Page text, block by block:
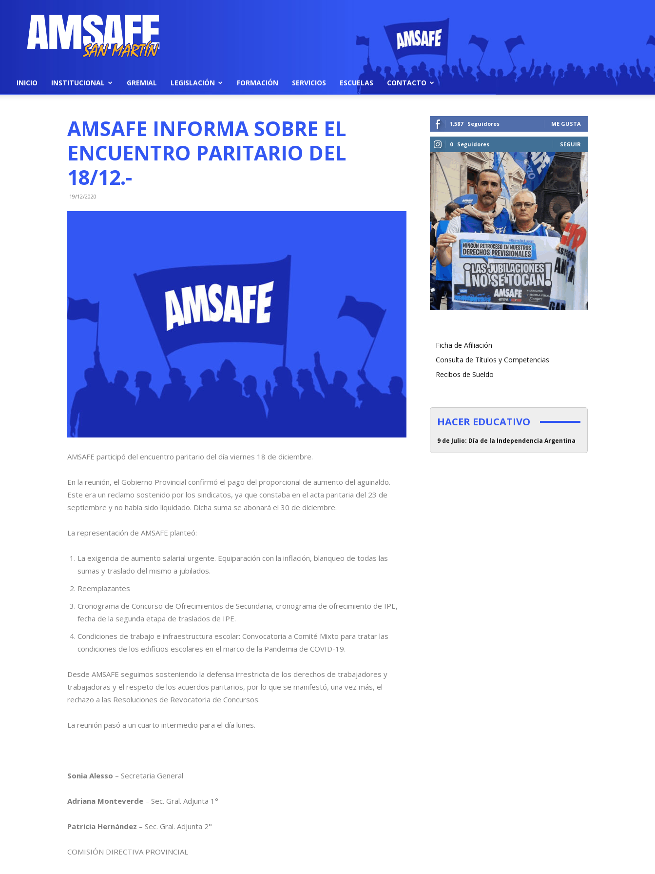
AMSAFE
INICIO INSTITUCIONAL GREMIAL LEGISLACIÓN FORMACIÓN SERVICIOS ESCUELAS CONTACTO
AMSAFE INFORMA SOBRE EL
ENCUENTRO PARITARIO DEL
18/12.-
19/12/2020
AMSAFE participó del encuentro paritario del día viernes 18 de diciembre.
En la reunión, el Gobierno Provincial confirmó el pago del proporcional de aumento del aguinaldo.
Este era un reclamo sostenido por los sindicatos, ya que constaba en el acta paritaria del 23 de
septiembre y no había sido liquidado. Dicha suma se abonará el 30 de diciembre.
La representación de AMSAFE planteó:
La exigencia de aumento salarial urgente. Equiparación con la inflación, blanqueo de todas las
sumas y traslado del mismo a jubilados.
Reemplazantes
Cronograma de Concurso de Ofrecimientos de Secundaria, cronograma de ofrecimiento de IPE,
fecha de la segunda etapa de traslados de IPE.
Condiciones de trabajo e infraestructura escolar: Convocatoria a Comité Mixto para tratar las
condiciones de los edificios escolares en el marco de la Pandemia de COVID-19.
Desde AMSAFE seguimos sosteniendo la defensa irrestricta de los derechos de trabajadores y
trabajadoras y el respeto de los acuerdos paritarios, por lo que se manifestó, una vez más, el
rechazo a las Resoluciones de Revocatoria de Concursos.
La reunión pasó a un cuarto intermedio para el día lunes.
Sonia Alesso – Secretaria General
Adriana Monteverde – Sec. Gral. Adjunta 1°
Patricia Hernández – Sec. Gral. Adjunta 2°
COMISIÓN DIRECTIVA PROVINCIAL
1,587 Seguidores ME GUSTA
0 Seguidores SEGUIR
Ficha de Afiliación
Consulta de Títulos y Competencias
Recibos de Sueldo
HACER EDUCATIVO
9 de Julio: Día de la Independencia Argentina